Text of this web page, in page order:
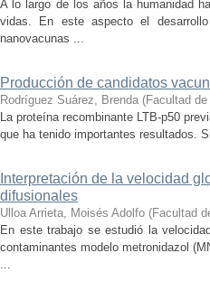
A lo largo de los años la humanidad
vidas. En este aspecto el
nanovacunas ...
Producción de candidatos
Rodríguez Suárez, Brenda (Facultad
La proteína recombinante LTB-p50
que ha tenido importantes resultados.
Interpretación de la velocidad
difusionales
Ulloa Arrieta, Moisés Adolfo (Facultad
En este trabajo se estudió la
contaminantes modelo metronidazol
...